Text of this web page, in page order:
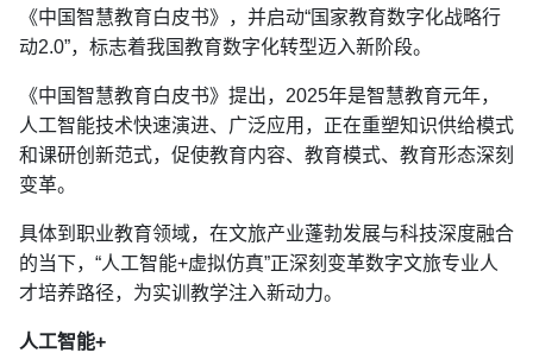
《中国智慧教育白皮书》，并启动“国家教育数字化战略行
动2.0”，标志着我国教育数字化转型迈入新阶段。
《中国智慧教育白皮书》提出，2025年是智慧教育元年，
人工智能技术快速演进、广泛应用，正在重塑知识供给模式
和课研创新范式，促使教育内容、教育模式、教育形态深刻
变革。
具体到职业教育领域，在文旅产业蓬勃发展与科技深度融合
的当下，“人工智能+虚拟仿真”正深刻变革数字文旅专业人
才培养路径，为实训教学注入新动力。
人工智能+